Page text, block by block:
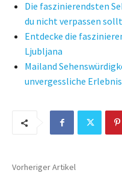
Die faszinierendsten
du nicht verpassen
Entdecke die
Ljubljana
Mailand
unvergessliche
Vorheriger Artikel